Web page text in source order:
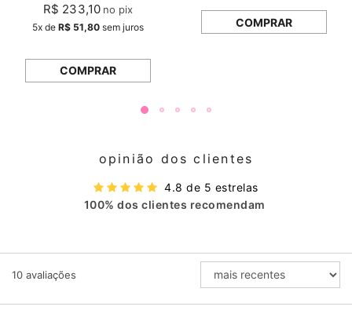
R$ 233,10 no pix
5x de R$ 51,80 sem juros
COMPRAR
COMPRAR
opinião dos clientes
4.8 de 5 estrelas
100% dos clientes recomendam
10 avaliações
ORDENAR